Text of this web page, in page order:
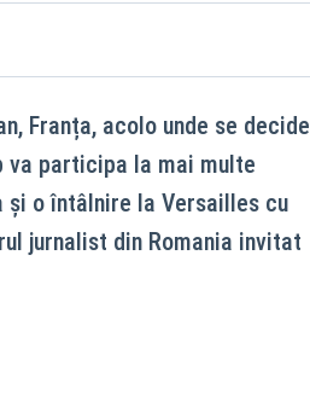
Franța, acolo unde se decide
va participa la mai multe
o întâlnire la Versailles cu
jurnalist din Romania invitat